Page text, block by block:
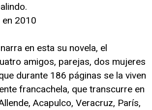
en 2010
en esta su novela, el
amigos, parejas, dos mujeres
durante 186 páginas se la viven
francachela, que transcurre en
Acapulco, Veracruz, París,